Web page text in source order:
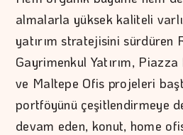
almalarla yüksek kaliteli
yatırım stratejisini sürdüren
Gayrimenkul Yatırım,
ve Maltepe Ofis projeleri
portföyünü çeşitlendirmeye
devam eden, konut, home